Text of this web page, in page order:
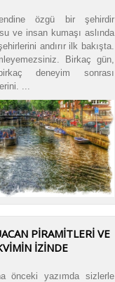
özgü bir şehirdir
ve insan kumaşı aslında
andırır ilk bakışta.
Birkaç gün,
deneyim sonrası
...
PIRAMITLERI VE
İZINDE
önceki yazımda sizlerle